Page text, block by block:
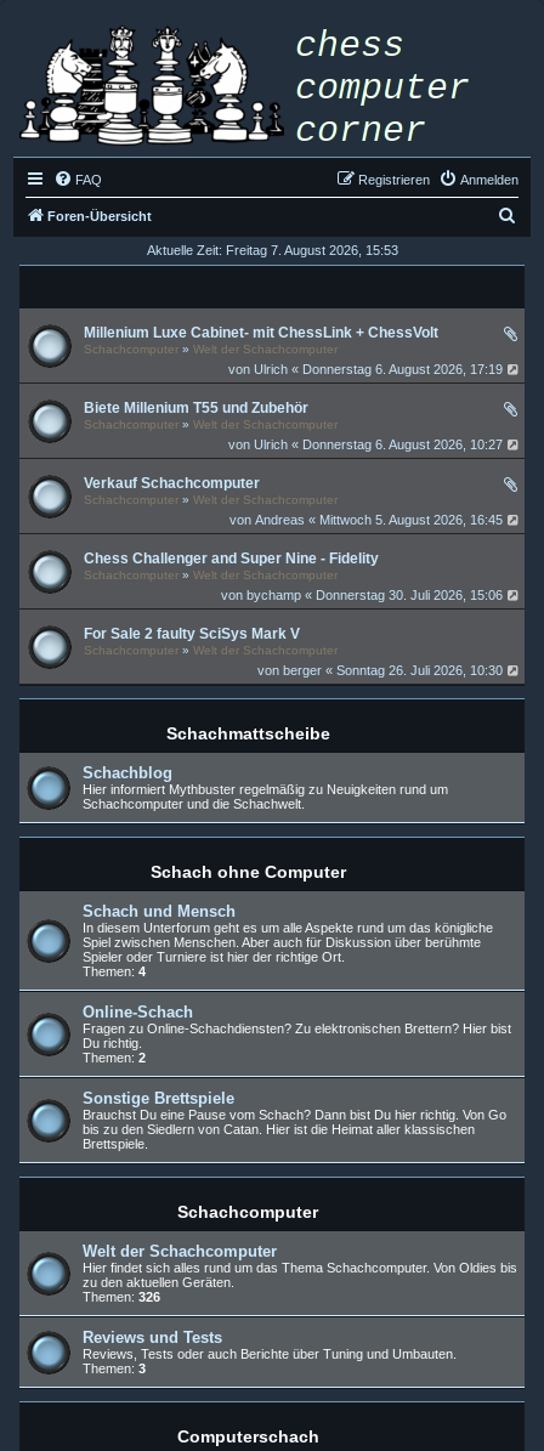
FAQ Anmelden
Registrieren
Foren-Übersicht
Aktuelle Zeit: Freitag 7. August 2026, 15:53
Millenium Luxe Cabinet- mit ChessLink + ChessVolt
Schachcomputer » Welt der Schachcomputer
vonUlrich « Donnerstag 6. August 2026, 17:19
Biete Millenium T55 und Zubehör
Schachcomputer » Welt der Schachcomputer
vonUlrich « Donnerstag 6. August 2026, 10:27
Verkauf Schachcomputer
Schachcomputer » Welt der Schachcomputer
vonAndreas « Mittwoch 5. August 2026, 16:45
Chess Challenger and Super Nine - Fidelity
Schachcomputer » Welt der Schachcomputer
vonbychamp « Donnerstag 30. Juli 2026, 15:06
For Sale 2 faulty SciSys Mark V
Schachcomputer » Welt der Schachcomputer
vonberger « Sonntag 26. Juli 2026, 10:30
Schachmattscheibe
Schachblog
Hier informiert Mythbuster regelmäßig zu Neuigkeiten rund um
Schachcomputer und die Schachwelt.
Schach ohne Computer
Schach und Mensch
In diesem Unterforum geht es um alle Aspekte rund um das königliche
Spiel zwischen Menschen. Aber auch für Diskussion über berühmte
Spieler oder Turniere ist hier der richtige Ort.
Themen: 4
Online-Schach
Fragen zu Online-Schachdiensten? Zu elektronischen Brettern? Hier bist
Du richtig.
Themen: 2
Sonstige Brettspiele
Brauchst Du eine Pause vom Schach? Dann bist Du hier richtig. Von Go
bis zu den Siedlern von Catan. Hier ist die Heimat aller klassischen
Brettspiele.
Schachcomputer
Welt der Schachcomputer
Hier findet sich alles rund um das Thema Schachcomputer. Von Oldies bis
zu den aktuellen Geräten.
Themen: 326
Reviews und Tests
Reviews, Tests oder auch Berichte über Tuning und Umbauten.
Themen: 3
Computerschach